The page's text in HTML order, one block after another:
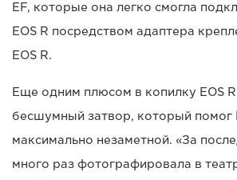
EF, которые она легко смогла
EOS R посредством адаптера
EOS R.
Еще одним плюсом в копилку EOS
бесшумный затвор, который помог
максимально незаметной. «За
много раз фотографировала в